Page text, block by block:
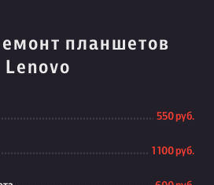
планшетов
Lenovo
550 руб.
1 100 руб.